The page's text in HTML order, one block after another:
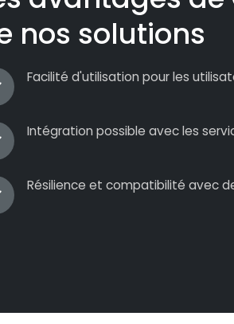
nos solutions
Facilité d'utilisation pour les
Intégration possible avec les
Résilience et compatibilité avec